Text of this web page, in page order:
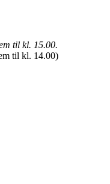
til kl. 15.00.
til kl. 14.00)